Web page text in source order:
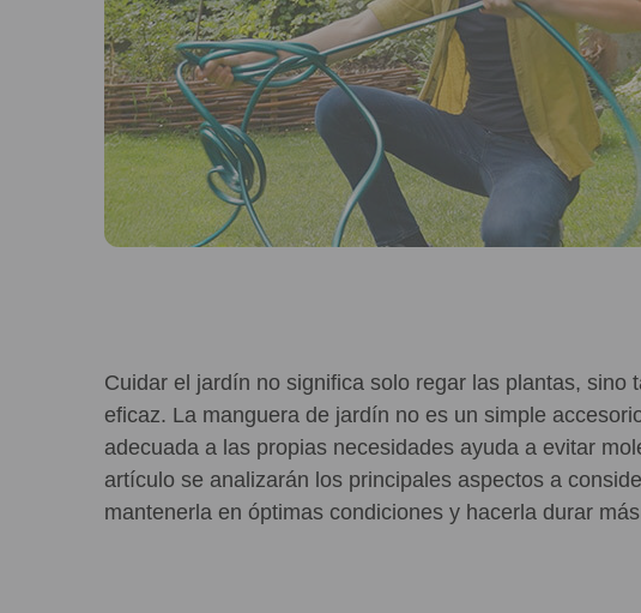
Cuidar el jardín no significa solo regar las plantas,
eficaz. La manguera de jardín no es un simple
adecuada a las propias necesidades ayuda a evitar
artículo se analizarán los principales aspectos a
mantenerla en óptimas condiciones y hacerla durar